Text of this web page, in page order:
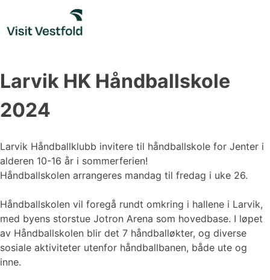
content
Larvik HK Håndballskole
2024
Larvik Håndballklubb invitere til håndballskole for Jenter i
alderen 10-16 år i sommerferien!
Håndballskolen arrangeres mandag til fredag i uke 26.
Håndballskolen vil foregå rundt omkring i hallene i Larvik,
med byens storstue Jotron Arena som hovedbase. I løpet
av Håndballskolen blir det 7 håndballøkter, og diverse
sosiale aktiviteter utenfor håndballbanen, både ute og
inne.